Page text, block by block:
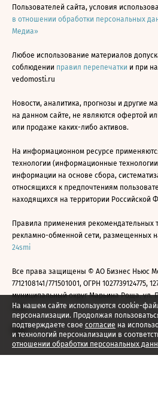
На нашем сайте используются cookie-
персонализации. Продолжая
подтверждаете свое согласие на
и технологий персонализации в
отношении обработки персональных
Пользователей сайта, условия
в отношении обработки персональных
Медиа»
Любое использование материалов
соблюдении правил перепечатки и при
vedomosti.ru
Новости, аналитика, прогнозы и другие
на данном сайте, не являются офертой
или продаже каких-либо активов.
На информационном ресурсе
технологии (информационные
информации на основе сбора,
относящихся к предпочтениям
находящихся на территории Российской
Правила применения рекомендательных
рекламно-обменной сети, размещенных
24smi
Все права защищены © АО Бизнес Ньюс
7712108141/771501001, ОГРН 1027739124775,
муниципальный округ Марьина Роща, ул.
2026